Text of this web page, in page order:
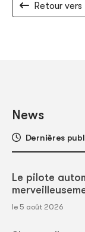
Retour vers
News
Dernières
Le pilote
le 5 août 2026